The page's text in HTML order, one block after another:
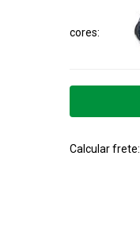
cores
Calcular frete: